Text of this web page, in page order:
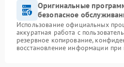
Оригинальные
безопасное
Использование официальных
аккуратная работа с
резервное копирование,
восстановление информации